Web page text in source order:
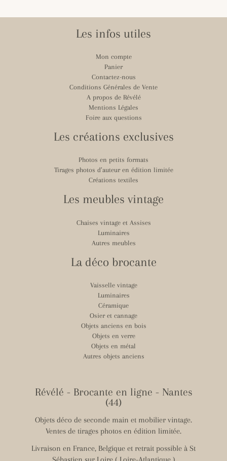
Les infos utiles
Mon compte
Panier
Contactez-nous
Conditions Générales de Vente
A propos de Révélé
Mentions Légales
Foire aux questions
Les créations exclusives
Photos en petits formats
Tirages photos d’auteur en édition limitée
Créations textiles
Les meubles vintage
Chaises vintage et Assises
Luminaires
Autres meubles
La déco brocante
Vaisselle vintage
Luminaires
Céramique
Osier et cannage
Objets anciens en bois
Objets en verre
Objets en métal
Autres objets anciens
Révélé - Brocante en ligne - Nantes
(44)
Objets déco de seconde main et mobilier vintage.
Ventes de tirages photos en édition limitée.
Livraison en France, Belgique et retrait possible à St